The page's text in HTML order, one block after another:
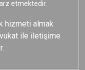
etmektedir.
hizmeti almak
ile iletişime